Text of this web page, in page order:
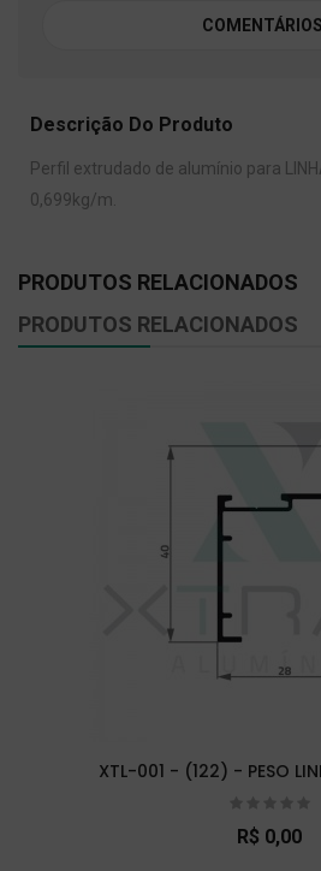
Descrição Do Produto
Perfil extrudado de alumínio para
0,699kg/m.
PRODUTOS RELACIONADOS
PRODUTOS RELACIONADOS
XTL-001 - (122) - PESO
R$ 0,00